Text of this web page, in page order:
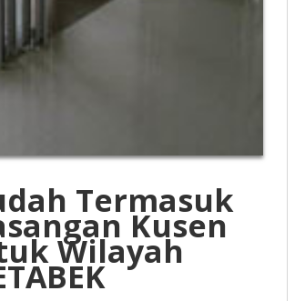
Termasuk
Kusen
Wilayah